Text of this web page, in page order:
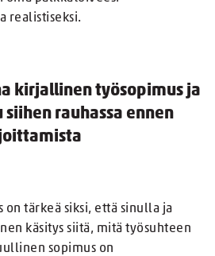
realistiseksi.
kirjallinen työsopimus ja
rauhassa ennen
tärkeä siksi, että sinulla ja
käsitys siitä, mitä työsuhteen
sopimus on